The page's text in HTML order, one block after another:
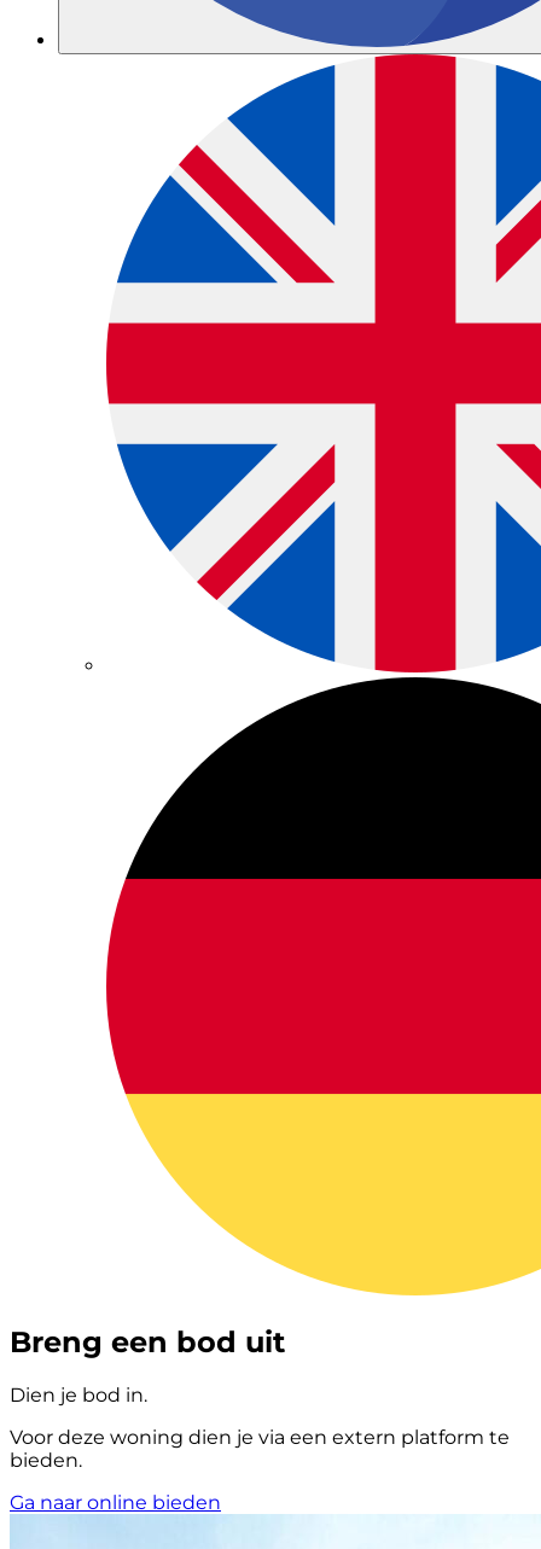
Breng een bod uit
Dien je bod in.
Voor deze woning dien je via een extern platform te
bieden.
Ga naar online bieden